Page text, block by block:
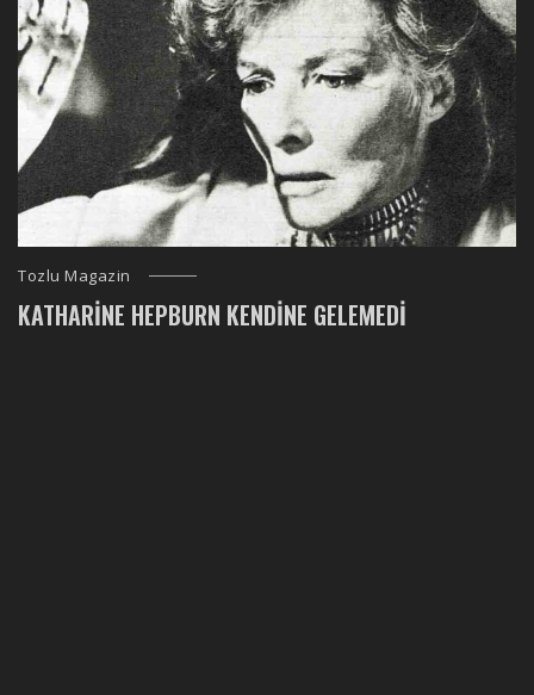
Tozlu Magazin
KATHARINE HEPBURN KENDINE GELEMEDI